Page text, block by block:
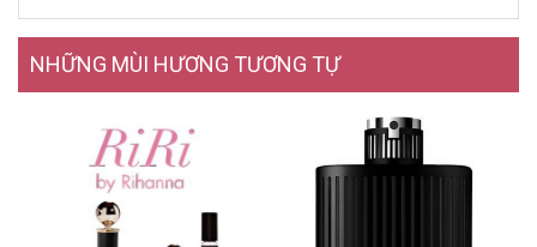
NHỮNG MÙI HƯƠNG TƯƠNG TỰ